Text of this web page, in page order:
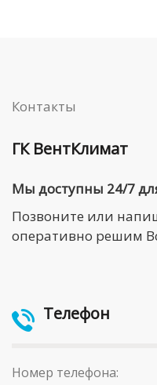
Контакты
ГК ВентКлимат
Мы доступны 24/7
Позвоните или
оперативно решим
Телефон
Номер телефона: